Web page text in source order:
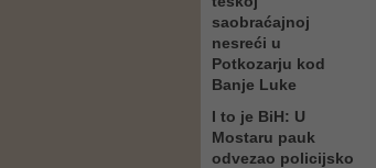
saobraćajnoj
nesreći u
Potkozarju kod
Banje Luke
I to je BiH: U
Mostaru pauk
odvezao policijsko